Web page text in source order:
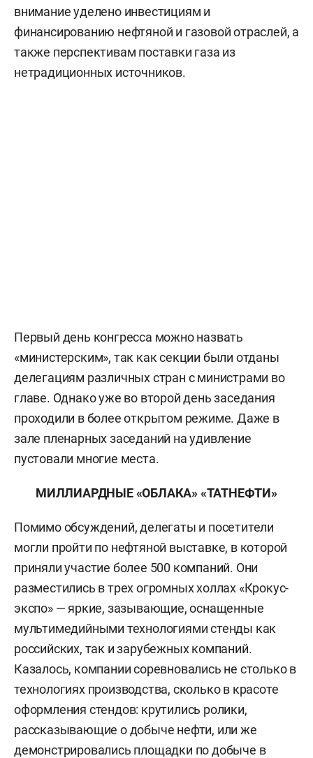
внимание уделено инвестициям и
финансированию нефтяной и газовой отраслей, а
также перспективам поставки газа из
нетрадиционных источников.
Первый день конгресса можно назвать
«министерским», так как секции были отданы
делегациям различных стран с министрами во
главе. Однако уже во второй день заседания
проходили в более открытом режиме. Даже в
зале пленарных заседаний на удивление
пустовали многие места.
МИЛЛИАРДНЫЕ «ОБЛАКА» «ТАТНЕФТИ»
Помимо обсуждений, делегаты и посетители
могли пройти по нефтяной выставке, в которой
приняли участие более 500 компаний. Они
разместились в трех огромных холлах «Крокус-
экспо» — яркие, зазывающие, оснащенные
мультимедийными технологиями стенды как
российских, так и зарубежных компаний.
Казалось, компании соревновались не столько в
технологиях производства, сколько в красоте
оформления стендов: крутились ролики,
рассказывающие о добыче нефти, или же
демонстрировались площадки по добыче в